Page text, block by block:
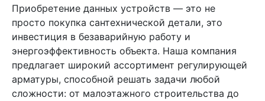
Приобретение данных устройств — это не
просто покупка сантехнической детали, это
инвестиция в безаварийную работу и
энергоэффективность объекта. Наша компания
предлагает широкий ассортимент регулирующей
арматуры, способной решать задачи любой
сложности: от малоэтажного строительства до